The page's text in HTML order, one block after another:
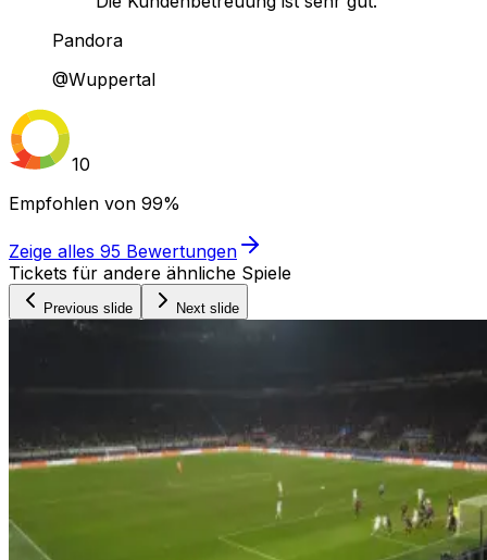
Pandora
@Wuppertal
10
Empfohlen von 99%
Zeige alles 95 Bewertungen
Tickets für andere ähnliche Spiele
Previous slide Next slide